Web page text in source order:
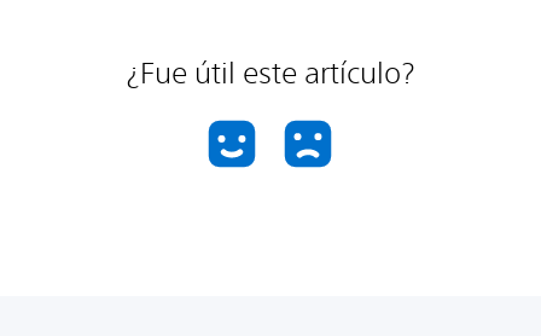
¿Fue útil este artículo?